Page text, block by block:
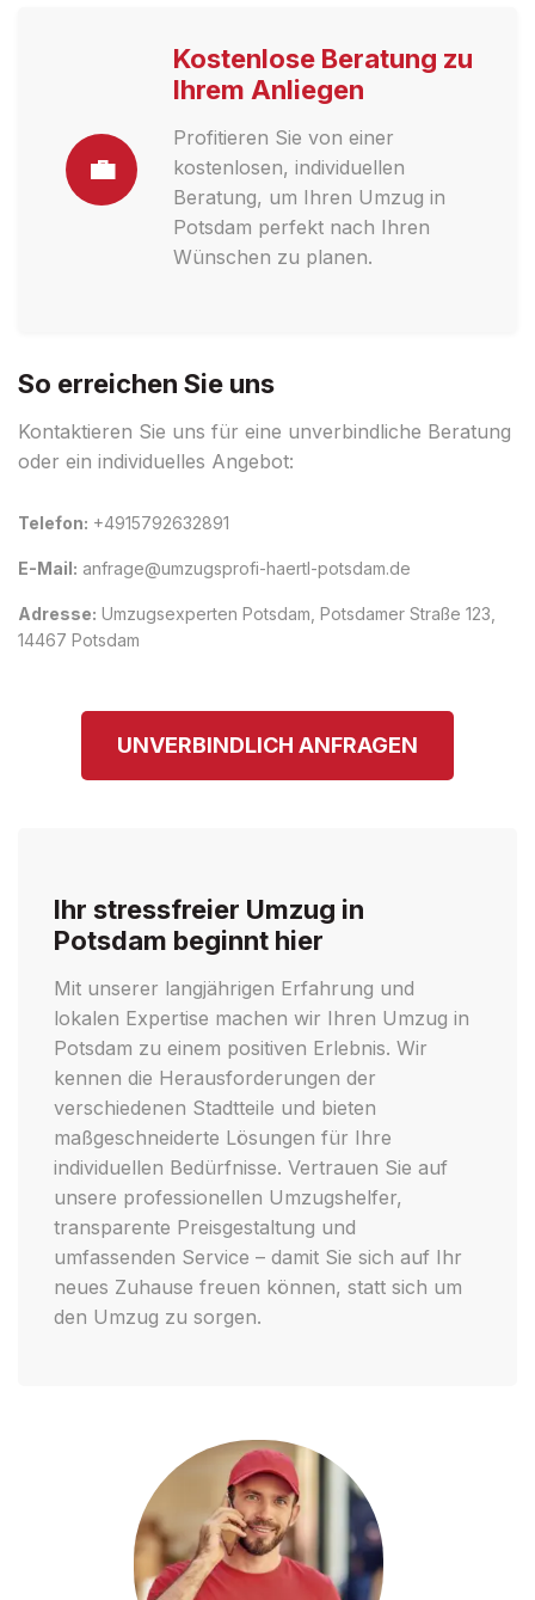
💼
Kostenlose Beratung zu
Ihrem Anliegen
Profitieren Sie von einer
kostenlosen, individuellen
Beratung, um Ihren Umzug in
Potsdam perfekt nach Ihren
Wünschen zu planen.
So erreichen Sie uns
Kontaktieren Sie uns für eine unverbindliche Beratung
oder ein individuelles Angebot:
Telefon: +4915792632891
E-Mail: anfrage@umzugsprofi-haertl-potsdam.de
Adresse: Umzugsexperten Potsdam, Potsdamer Straße 123,
14467 Potsdam
UNVERBINDLICH ANFRAGEN
Ihr stressfreier Umzug in
Potsdam beginnt hier
Mit unserer langjährigen Erfahrung und
lokalen Expertise machen wir Ihren Umzug in
Potsdam zu einem positiven Erlebnis. Wir
kennen die Herausforderungen der
verschiedenen Stadtteile und bieten
maßgeschneiderte Lösungen für Ihre
individuellen Bedürfnisse. Vertrauen Sie auf
unsere professionellen Umzugshelfer,
transparente Preisgestaltung und
umfassenden Service – damit Sie sich auf Ihr
neues Zuhause freuen können, statt sich um
den Umzug zu sorgen.